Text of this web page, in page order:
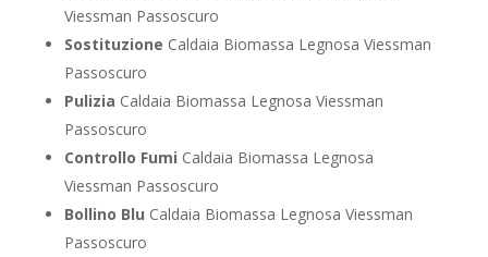
Viessman Passoscuro
Sostituzione Caldaia Biomassa Legnosa Viessman
Passoscuro
Pulizia Caldaia Biomassa Legnosa Viessman
Passoscuro
Controllo Fumi Caldaia Biomassa Legnosa
Viessman Passoscuro
Bollino Blu Caldaia Biomassa Legnosa Viessman
Passoscuro